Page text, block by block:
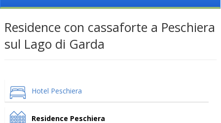
Residence con cassaforte a Peschiera
sul Lago di Garda
Hotel Peschiera
Residence Peschiera